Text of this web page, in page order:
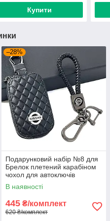
Купити
–28%
Подарунковий набір №8 для
Брелок плетений карабіном
чохол для автоключів
В наявності
445 ₴/комплект
620 ₴/комплект